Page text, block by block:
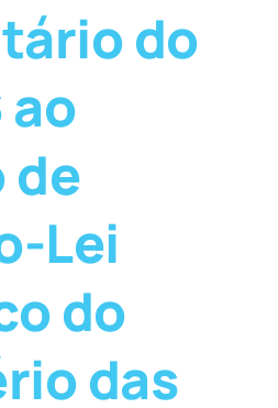
do
ao
de
Lei
do
das